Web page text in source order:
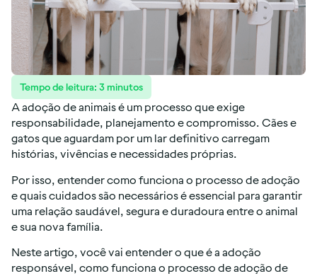
Tempo de leitura: 3minutos
A adoção de animais é um processo que exige
responsabilidade, planejamento e compromisso. Cães e
gatos que aguardam por um lar definitivo carregam
histórias, vivências e necessidades próprias.
Por isso, entender como funciona o processo de adoção
e quais cuidados são necessários é essencial para garantir
uma relação saudável, segura e duradoura entre o animal
e sua nova família.
Neste artigo, você vai entender o que é a adoção
responsável, como funciona o processo de adoção de